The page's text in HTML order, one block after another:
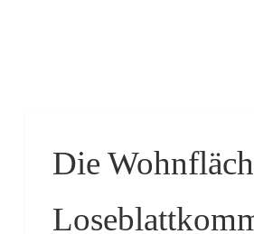
Die